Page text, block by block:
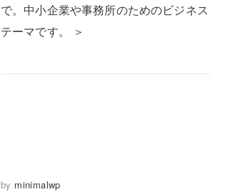
で。中小企業や事務所のためのビジネス
テーマです。 ＞
by minimalwp